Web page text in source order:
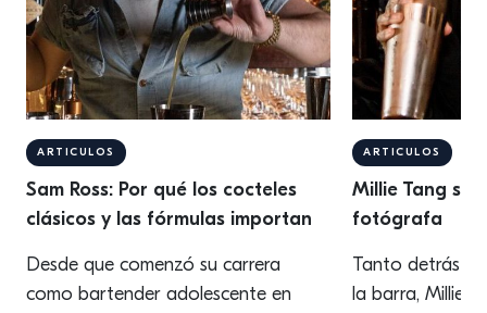
ARTICULOS
Sam Ross: Por qué los cocteles
clásicos y las fórmulas importan
Desde que comenzó su carrera
como bartender adolescente en
ARTICULOS
Millie Tang
fotógrafa
Tanto detrás
la barra, Millie